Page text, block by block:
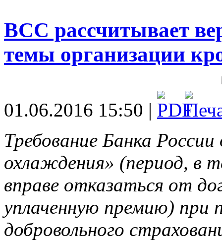
ВСС рассчитывает
темы организации
01.06.2016 15:50 |
Требование Банка
охлаждения» (период, в
вправе отказаться от
уплаченную премию) при
добровольного